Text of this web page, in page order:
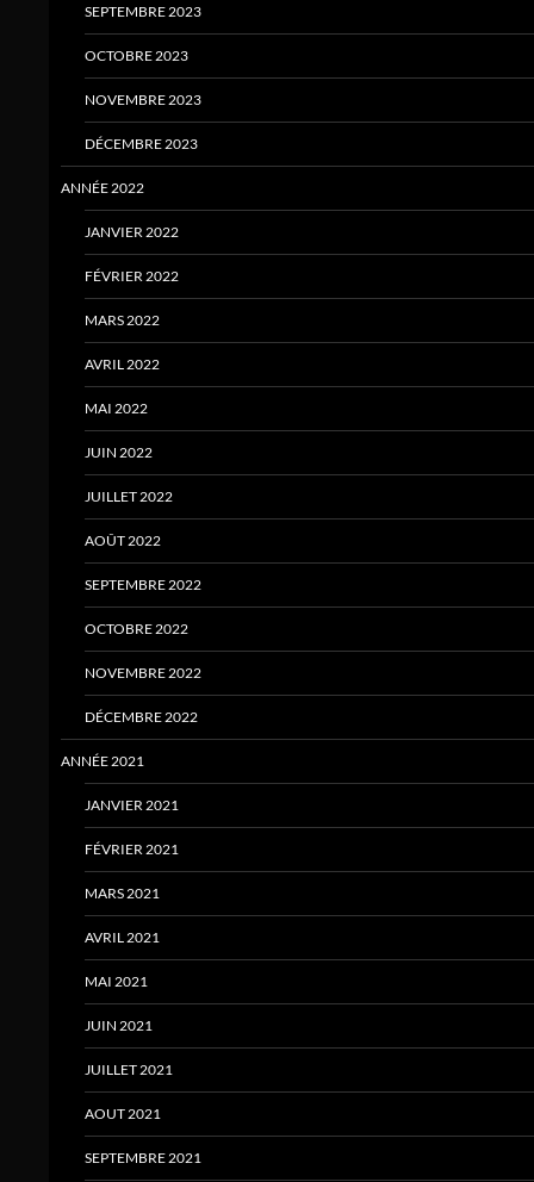
SEPTEMBRE 2023
OCTOBRE 2023
NOVEMBRE 2023
DÉCEMBRE 2023
ANNÉE 2022
JANVIER 2022
FÉVRIER 2022
MARS 2022
AVRIL 2022
MAI 2022
JUIN 2022
JUILLET 2022
AOÛT 2022
SEPTEMBRE 2022
OCTOBRE 2022
NOVEMBRE 2022
DÉCEMBRE 2022
ANNÉE 2021
JANVIER 2021
FÉVRIER 2021
MARS 2021
AVRIL 2021
MAI 2021
JUIN 2021
JUILLET 2021
AOUT 2021
SEPTEMBRE 2021